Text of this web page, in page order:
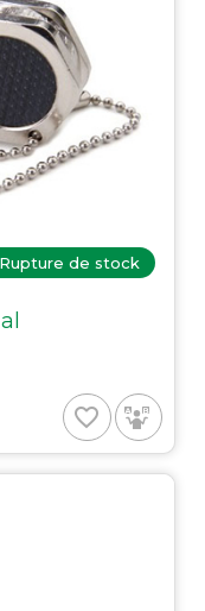
Rupture de stock
favorite_border